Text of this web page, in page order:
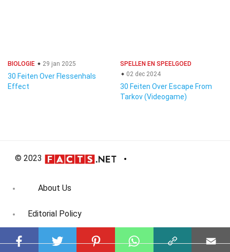
BIOLOGIE 29 jan 2025
30 Feiten Over Flessenhals
Effect
SPELLEN EN SPEELGOED
02 dec 2024
30 Feiten Over Escape From
Tarkov (Videogame)
© 2023
About Us
Editorial Policy
Meet the Team